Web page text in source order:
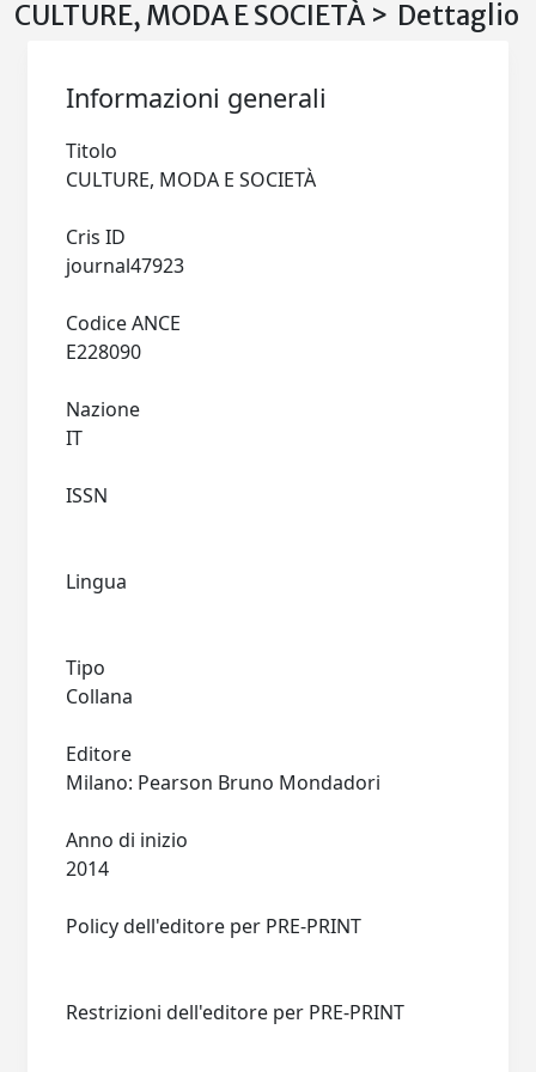
CULTURE, MODA E SOCIETÀ > Dettaglio
Informazioni generali
Titolo
Cris ID
Codice ANCE
Nazione
ISSN
Lingua
Tipo
Collana
Editore
Anno di inizio
Policy dell'editore per PRE-PRINT
Restrizioni dell'editore per PRE-PRINT